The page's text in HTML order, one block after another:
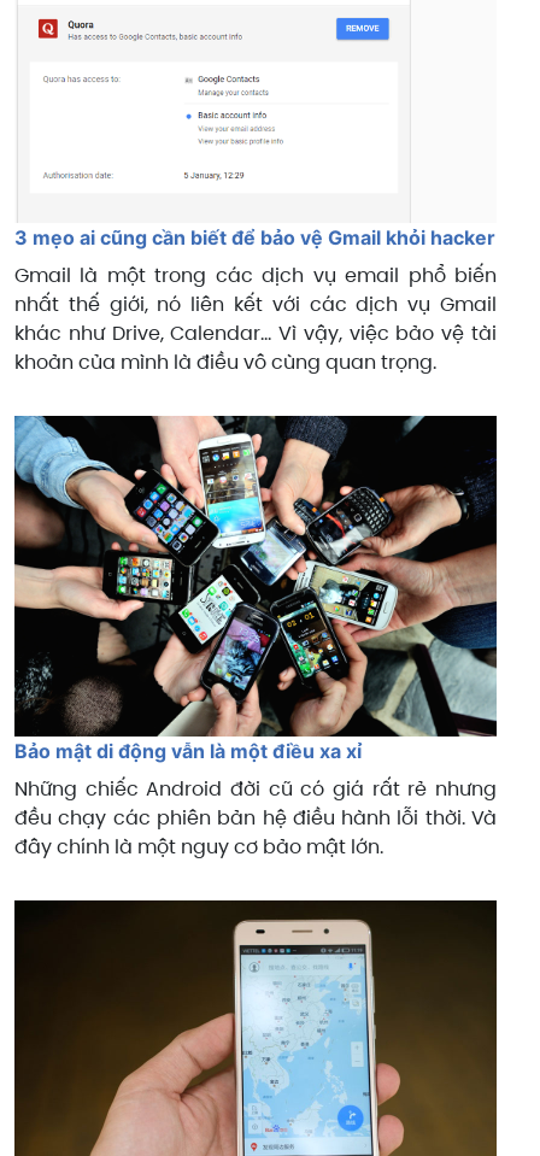
3 mẹo ai cũng cần biết để bảo vệ Gmail khỏi hacker
Gmail là một trong các dịch vụ email phổ biến
nhất thế giới, nó liên kết với các dịch vụ Gmail
khác như Drive, Calendar… Vì vậy, việc bảo vệ tài
khoản của mình là điều vô cùng quan trọng.
Bảo mật di động vẫn là một điều xa xỉ
Những chiếc Android đời cũ có giá rất rẻ nhưng
đều chạy các phiên bản hệ điều hành lỗi thời. Và
đây chính là một nguy cơ bảo mật lớn.